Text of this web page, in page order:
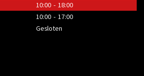
10:00 - 18:00
10:00 - 17:00
Gesloten